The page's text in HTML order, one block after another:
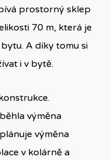
prostorný sklep
70 m, která je
A díky tomu si
i v bytě.
výměna
výměna
v kolárně a